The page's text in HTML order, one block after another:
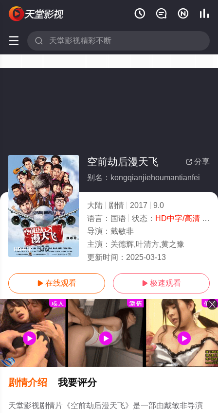
   
 
HD中字
 分享
空前劫后漫天飞
别名：kongqianjiehoumantianfei
大陆 剧情 2017
9.0
语言： 国语 状态： HD中字/高清- 免费在线观看
导演： 戴敏非
主演： 关德辉,叶清方,黄之豫
更新时间： 2025-03-13
 在线观看  极速观看
剧情介绍 我要评分
天堂影视剧情片《空前劫后漫天飞》是一部由戴敏非导演